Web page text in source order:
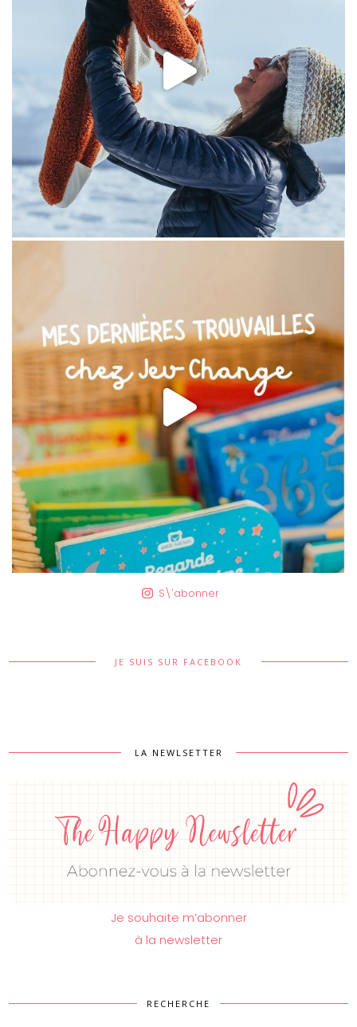
S\'abonner
JE SUIS SUR FACEBOOK
LA NEWLSETTER
Je souhaite m’abonner
à la newsletter
RECHERCHE